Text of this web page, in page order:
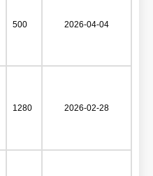
500 2026-04-04
1280 2026-02-28